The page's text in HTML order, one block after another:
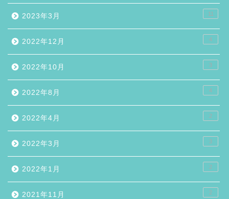
2023年3月 11
2022年12月 4
2022年10月 3
2022年8月 4
2022年4月 2
2022年3月 3
2022年1月 2
2021年11月 2